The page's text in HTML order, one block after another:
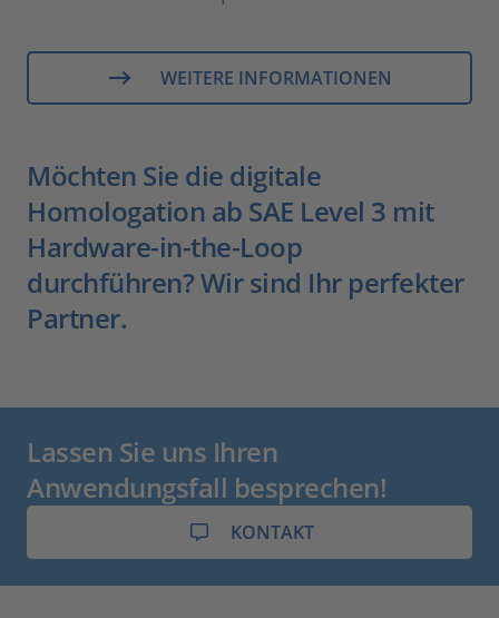
WEITERE INFORMATIONEN
Möchten Sie die digitale
Homologation ab SAE Level 3 mit
Hardware-in-the-Loop
durchführen? Wir sind Ihr perfekter
Partner.
Lassen Sie uns Ihren
Anwendungsfall besprechen!
KONTAKT